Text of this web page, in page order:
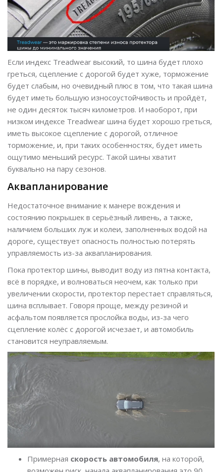
Если индекс Treadwear высокий, то шина будет плохо
греться, сцепление с дорогой будет хуже, торможение
будет слабым, но очевидный плюс в том, что такая шина
будет иметь большую износоустойчивость и пройдёт,
не один десяток тысяч километров. И наоборот, при
низком индексе Treadwear шина будет хорошо греться,
иметь высокое сцепление с дорогой, отличное
торможение, и, при таких особенностях, будет иметь
ощутимо меньший ресурс. Такой шины хватит
буквально на пару сезонов.
Аквапланирование
Недостаточное внимание к манере вождения и
состоянию покрышек в серьёзный ливень, а также,
наличием больших луж и колеи, заполненных водой на
дороге, существует опасность полностью потерять
управляемость из-за аквапланирования.
Пока протектор шины, выводит воду из пятна контакта,
всё в порядке, и волноваться неочем, как только при
увеличении скорости, протектор перестает справляться,
шина всплывает. Говоря проще, между резиной и
асфальтом появляется прослойка воды, из-за чего
сцепление колёс с дорогой исчезает, и автомобиль
становится неуправляемым.
Примерная скорость автомобиля, на которой,